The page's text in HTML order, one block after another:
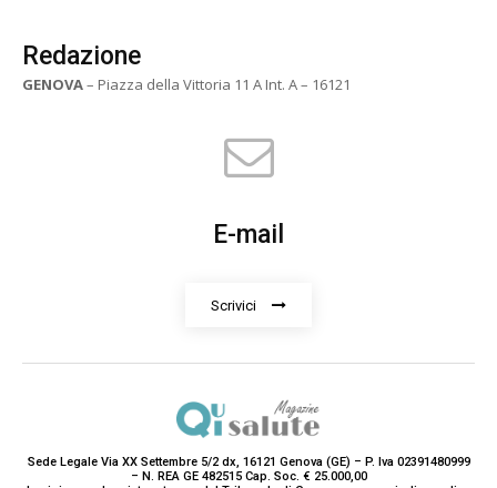
Redazione
GENOVA– Piazza della Vittoria 11 A Int. A – 16121
E-mail
Scrivici
Sede Legale Via XX Settembre 5/2 dx, 16121 Genova (GE) – P. Iva 02391480999
– N. REA GE 482515 Cap. Soc. € 25.000,00